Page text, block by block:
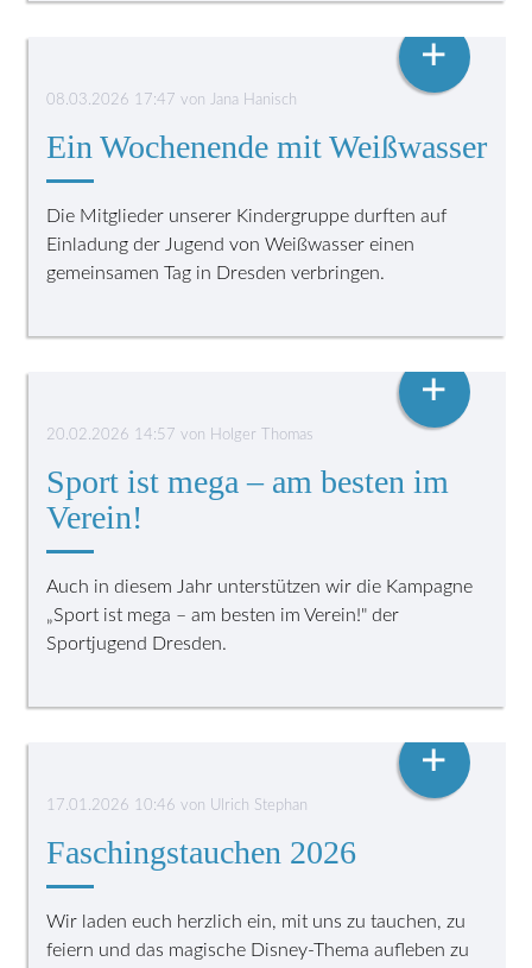
08.03.2026 17:47 vonJana Hanisch
Ein Wochenende mit Weißwasser
Die Mitglieder unserer Kindergruppe durften auf
Einladung der Jugend von Weißwasser einen
gemeinsamen Tag in Dresden verbringen.
+
20.02.2026 14:57 von Holger Thomas
Sport ist mega – am besten im
Verein!
Auch in diesem Jahr unterstützen wir die Kampagne
„Sport ist mega – am besten im Verein!" der
Sportjugend Dresden.
+
17.01.2026 10:46 von Ulrich Stephan
Faschingstauchen 2026
Wir laden euch herzlich ein, mit uns zu tauchen, zu
feiern und das magische Disney-Thema aufleben zu
+